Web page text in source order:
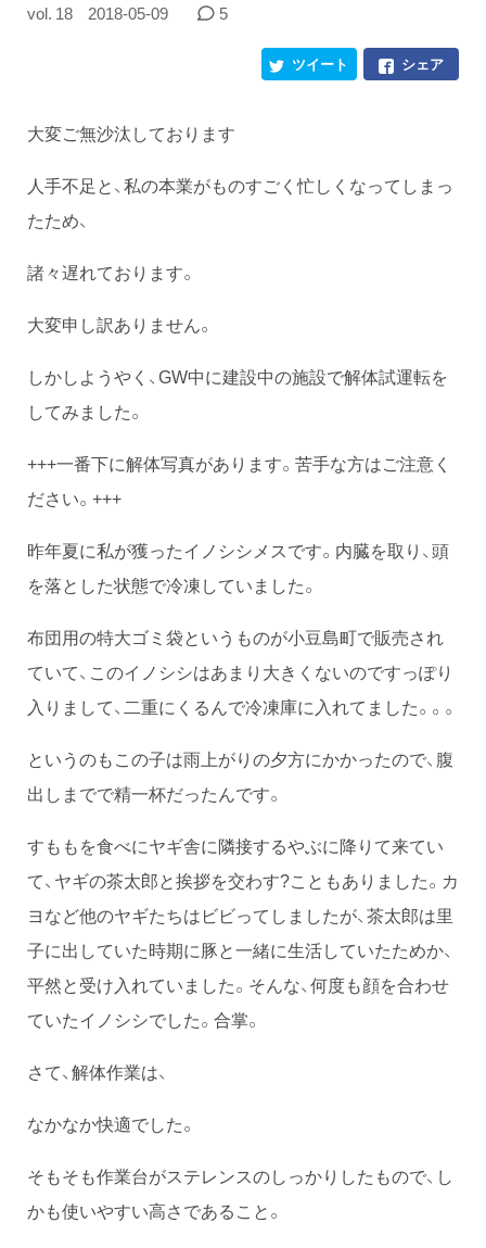
vol. 18 2018-05-09 5
シェア
ツイート
大変ご無沙汰しております
人手不足と、私の本業がものすごく忙しくなってしまっ
たため、
諸々遅れております。
大変申し訳ありません。
しかしようやく、GW中に建設中の施設で解体試運転を
してみました。
+++一番下に解体写真があります。苦手な方はご注意く
ださい。+++
昨年夏に私が獲ったイノシシメスです。内臓を取り、頭
を落とした状態で冷凍していました。
布団用の特大ゴミ袋というものが小豆島町で販売され
ていて、このイノシシはあまり大きくないのですっぽり
入りまして、二重にくるんで冷凍庫に入れてました。。。
というのもこの子は雨上がりの夕方にかかったので、腹
出しまでで精一杯だったんです。
すももを食べにヤギ舎に隣接するやぶに降りて来てい
て、ヤギの茶太郎と挨拶を交わす?こともありました。カ
ヨなど他のヤギたちはビビってしましたが、茶太郎は里
子に出していた時期に豚と一緒に生活していたためか、
平然と受け入れていました。そんな、何度も顔を合わせ
ていたイノシシでした。合掌。
さて、解体作業は、
なかなか快適でした。
そもそも作業台がステレンスのしっかりしたもので、し
かも使いやすい高さであること。